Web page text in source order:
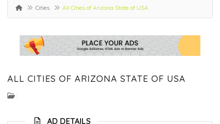
Cities All Cities of Arizona State of USA
ALL CITIES OF ARIZONA STATE OF USA
:
AD DETAILS